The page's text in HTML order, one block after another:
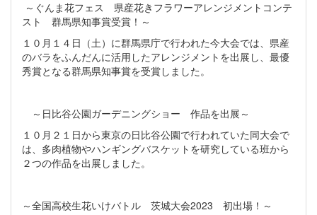
～ぐんま花フェス 県産花きフラワーアレンジメントコンテ
スト 群馬県知事賞受賞！～
１０月１４日（土）に群馬県庁で行われた今大会では、県産
のバラをふんだんに活用したアレンジメントを出展し、最優
秀賞となる群馬県知事賞を受賞しました。
～日比谷公園ガーデニングショー 作品を出展～
１０月２１日から東京の日比谷公園で行われていた同大会で
は、多肉植物やハンギングバスケットを研究している班から
２つの作品を出展しました。
～全国高校生花いけバトル 茨城大会2023 初出場！～